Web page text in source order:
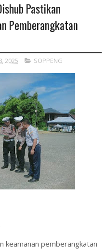
Pastikan
Pemberangkatan
2025 SOPPENG
keamanan pemberangkatan